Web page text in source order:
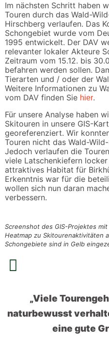
Im nächsten Schritt haben
Touren durch das Wald-
Hirschberg verlaufen. Das
Schongebiet wurde vom
1995 entwickelt. Der DAV
relevanter lokaler Akteure
Zeitraum vom 15.12. bis
befahren werden sollen.
Tierarten und / oder der
Weitere Informationen zu
vom DAV finden Sie hier.
Für unsere Analyse haben
Skitouren in unsere GIS-
georeferenziert. Wir
Touren nicht das Wald-
Jedoch verlaufen die
viele Latschenkiefern
attraktives Habitat für
Erkenntnis war für die
wollen sich nun daran
verbessern.
Screenshot des GIS-Projektes
Heatmap zu Skitourenaktivitäten
Schongebiete sind in Gelb
„Viele
naturbewusst
eine gute